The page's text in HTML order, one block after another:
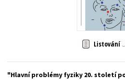
Zahraniční
Listování
Hlavní problémy fyziky 20. století